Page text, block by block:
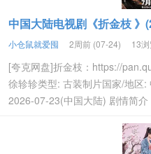
中国大陆电视剧《折金枝
小仓鼠就爱囤 2周前 (07-24) 13
[夸克网盘]折金枝：https://
徐轸轸类型: 古装制片国家/地区
2026-07-23(中国大陆) 剧情简